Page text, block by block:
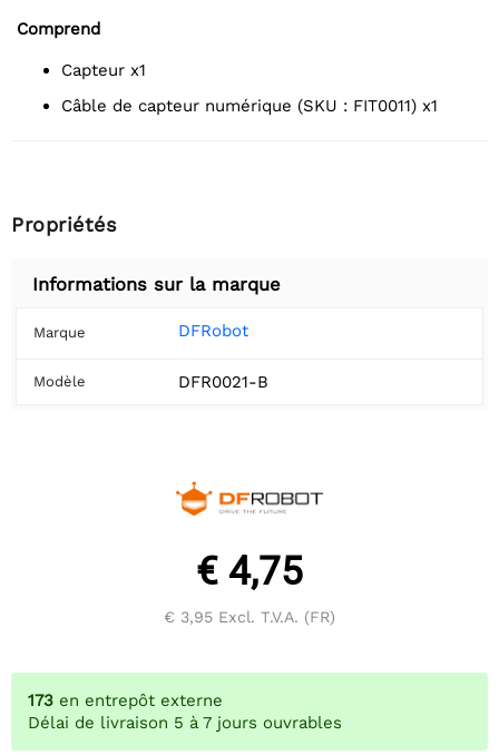
Comprend
Capteur x1
Câble de capteur numérique (SKU : FIT0011) x1
Propriétés
Informations sur la marque
Marque DFRobot
Modèle DFR0021-B
€ 4,75
€ 3,95 Excl. T.V.A. (FR)
173 en entrepôt externe
Délai de livraison 5 à 7 jours ouvrables